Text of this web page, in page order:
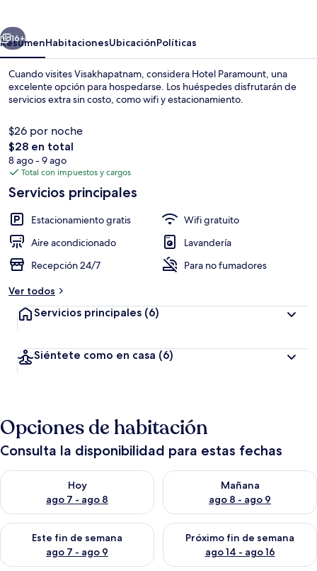
Siguiente
16+
ResumenHabitacionesUbicaciónPolíticas
Cuando visites Visakhapatnam, considera Hotel Paramount, una
excelente opción para hospedarse. Los huéspedes disfrutarán de
servicios extra sin costo, como wifi y estacionamiento.
$26 por noche
El
precio
total
de
$28 en total
8 ago - 9 ago
Total con impuestos y cargos
Servicios principales
Estacionamiento gratis
Wifi gratuito
Aire acondicionado
Lavandería
Recepción 24/7
Para no fumadores
Ver todos
Servicios principales (6)
Siéntete como en casa (6)
Opciones de habitación
Consulta la disponibilidad para estas fechas
Hoy
ago 7 - ago 8
Consulta la disponibilidad para hoy ago 7 - ago 8
Mañana
ago 8 - ago 9
Consulta la disponibilidad
Este fin de semana
ago 7 - ago 9
Consulta la disponibilidad para este fin de semana ago 7 -
Próximo fin de semana
ago 14 - ago 16
Consulta la disponibilidad